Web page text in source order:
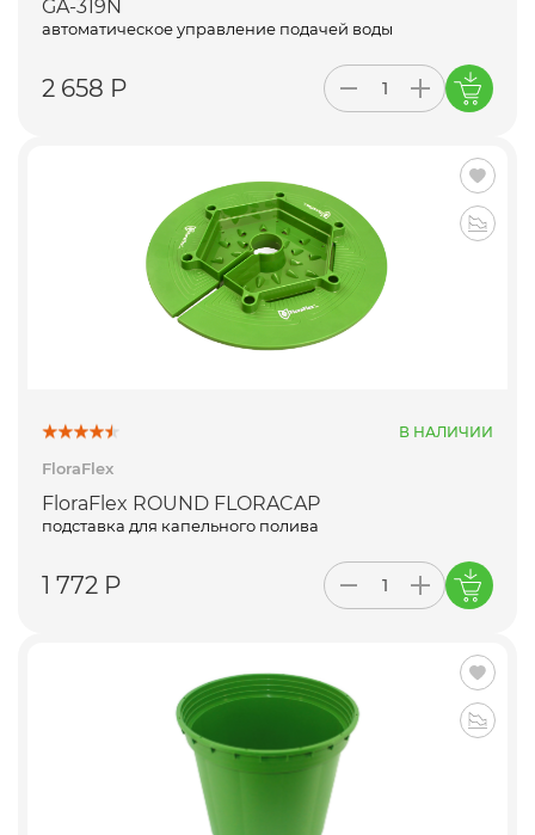
GA-319N
автоматическое управление подачей воды
2 658 Р
В НАЛИЧИИ
FloraFlex
FloraFlex ROUND FLORACAP
подставка для капельного полива
1 772 Р